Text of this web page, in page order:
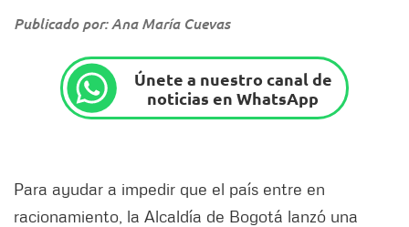
Publicado por: Ana María Cuevas
Únete a nuestro canal de
noticias en WhatsApp
Para ayudar a impedir que el país entre en
racionamiento, la Alcaldía de Bogotá lanzó una